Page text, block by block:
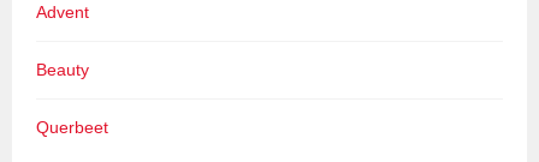
Advent
Beauty
Querbeet